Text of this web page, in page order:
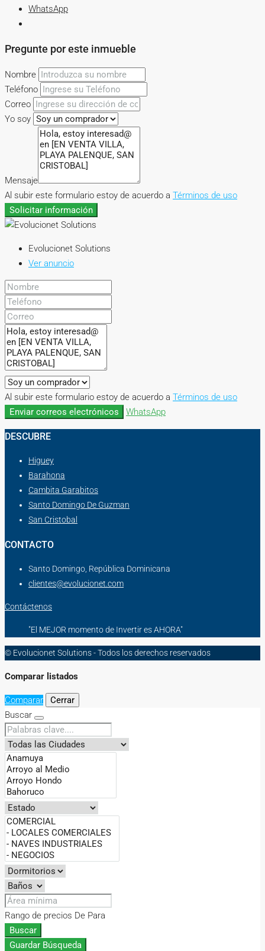
WhatsApp
Pregunte por este inmueble
Nombre
Teléfono
Correo
Yo soy
Mensaje
Al subir este formulario estoy de acuerdo a Términos de uso
Solicitar información
Evolucionet Solutions
Ver anuncio
Al subir este formulario estoy de acuerdo a Términos de uso
Enviar correos electrónicos
WhatsApp
DESCUBRE
Higuey
Barahona
Cambita Garabitos
Santo Domingo De Guzman
San Cristobal
CONTACTO
Santo Domingo, República Dominicana
clientes@evolucionet.com
Contáctenos
"El MEJOR momento de Invertir es AHORA"
© Evolucionet Solutions - Todos los derechos reservados
Comparar listados
Comparar
Cerrar
Buscar
Rango de precios De Para
Buscar
Guardar Búsqueda